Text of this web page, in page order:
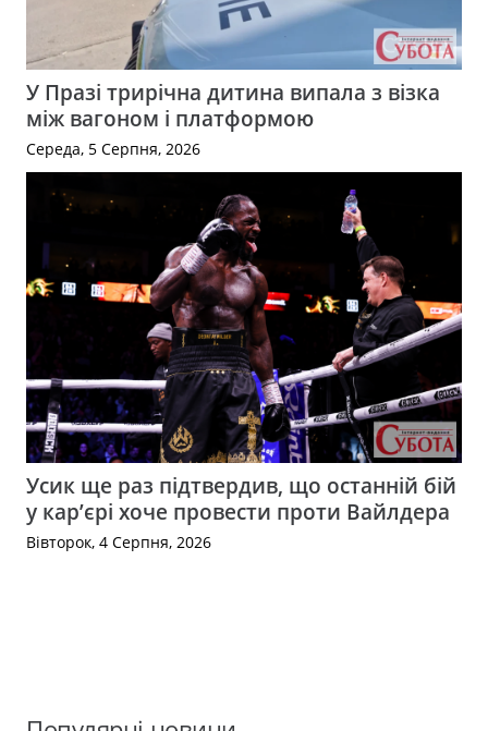
У Празі трирічна дитина випала з візка
між вагоном і платформою
Середа, 5 Серпня, 2026
Усик ще раз підтвердив, що останній бій
у кар’єрі хоче провести проти Вайлдера
Вівторок, 4 Серпня, 2026